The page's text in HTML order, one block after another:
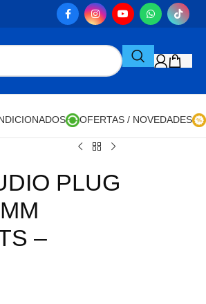
OFERTAS / NOVEDADES
PLUG
–